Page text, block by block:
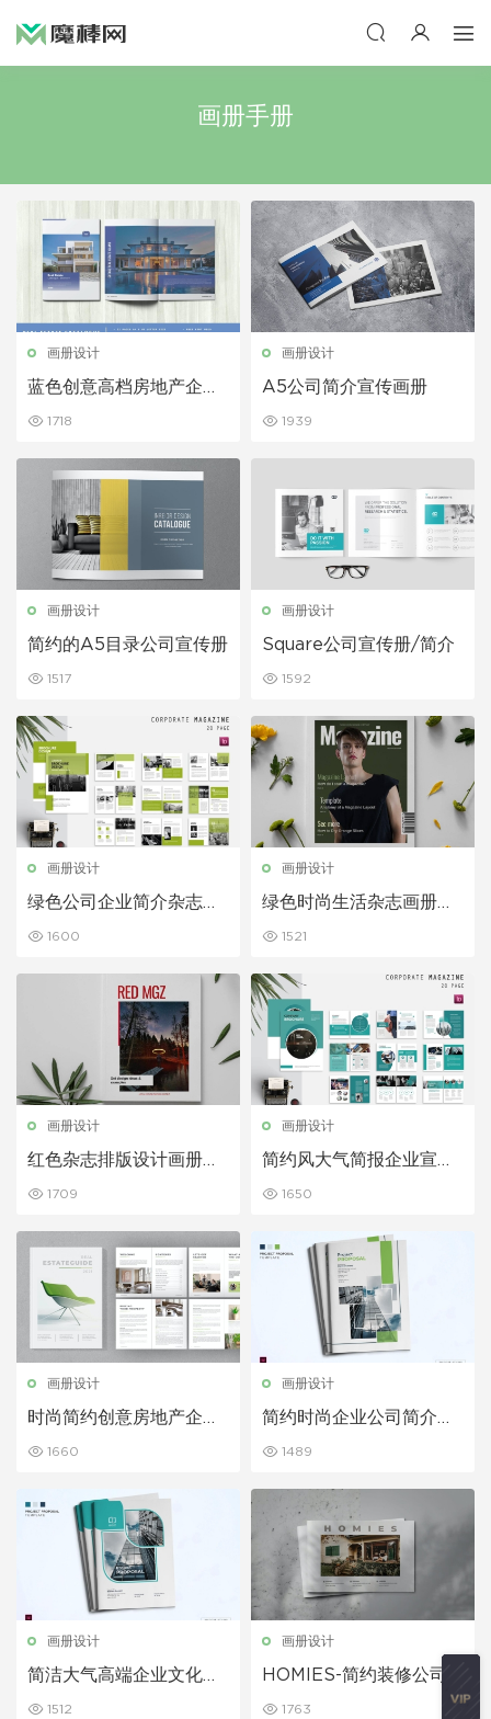
画册手册
画册设计
蓝色创意高档房地产企业
1718
画册设计
A5公司简介宣传画册
1939
画册设计
简约的A5目录公司宣传册
1517
画册设计
Square公司宣传册/简介
1592
画册设计
绿色公司企业简介杂志画
1600
画册设计
绿色时尚生活杂志画册设
1521
画册设计
红色杂志排版设计画册模
1709
画册设计
简约风大气简报企业宣传
1650
画册设计
时尚简约创意房地产企业
1660
画册设计
简约时尚企业公司简介宣
1489
画册设计
简洁大气高端企业文化宣
1512
画册设计
HOMIES-简约装修公司In
1763